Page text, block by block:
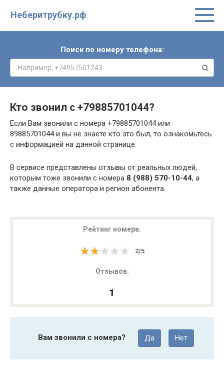
Неберитрубку.рф
Поиск по номеру телефона:
Кто звонил с +79885701044?
Если Вам звонили с номера +79885701044 или
89885701044 и вы не знаете кто это был, то ознакомьтесь
с информацией на данной странице.
В сервисе представлены отзывы от реальных людей,
которым тоже звонили с номера 8 (988) 570-10-44, а
также данные оператора и регион абонента.
Рейтинг номера:
★★★★★
★★★★★ 2/5
Отзывов:
1
Вам звонили с номера? Да Нет